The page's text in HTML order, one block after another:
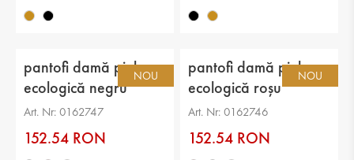
Înălțimea tocului: 3 cm
Înălțimea tălpii: 1 cm
Înălțimea de la călcâi până vârf: 6 cm
NOU
pantofi damă piele
ecologică negru
Art. Nr: 0162747
152.54 RON
NOU
pantofi damă piele
ecologică roșu
Art. Nr: 0162746
152.54 RON